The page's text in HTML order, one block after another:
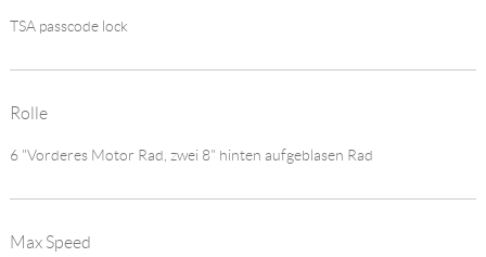
TSA passcode lock
Rolle
6 "Vorderes Motor Rad, zwei 8" hinten aufgeblasen Rad
Max Speed